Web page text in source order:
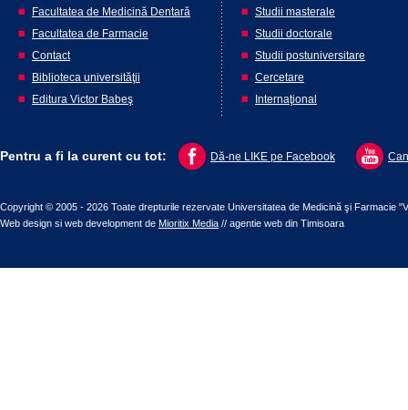
Facultatea de Medicină Dentară
Facultatea de Farmacie
Contact
Biblioteca universităţii
Editura Victor Babeş
Studii masterale
Studii doctorale
Studii postuniversitare
Cercetare
Internaţional
Pentru a fi la curent cu tot: Dă-ne LIKE pe Facebook
Copyright © 2005 - 2026 Toate drepturile rezervate Universitatea de Medicină şi Farmacie
Web design si web development de Mioritix Media // agentie web din Timisoara